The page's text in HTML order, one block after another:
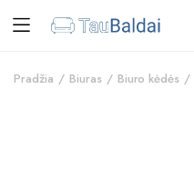
Pradžia Biuras Biuro kėdės